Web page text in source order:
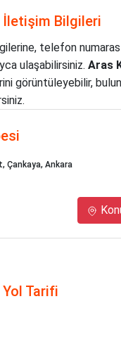
İletişim Bilgileri
telefon
ulaşabilirsiniz. Aras
görüntüleyebilir,
Çankaya, Ankara
Tarifi